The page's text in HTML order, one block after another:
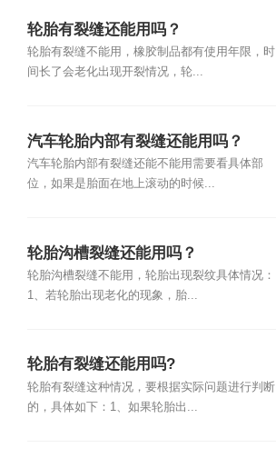
轮胎有裂缝还能用吗？
轮胎有裂缝不能用，橡胶制品都有使用年限，时
间长了会老化出现开裂情况，轮...
汽车轮胎内部有裂缝还能用吗？
汽车轮胎内部有裂缝还能不能用需要看具体部
位，如果是胎面在地上滚动的时候...
轮胎沟槽裂缝还能用吗？
轮胎沟槽裂缝不能用，轮胎出现裂纹具体情况：
1、若轮胎出现老化的现象，胎...
轮胎有裂缝还能用吗?
轮胎有裂缝这种情况，要根据实际问题进行判断
的，具体如下：1、如果轮胎出...